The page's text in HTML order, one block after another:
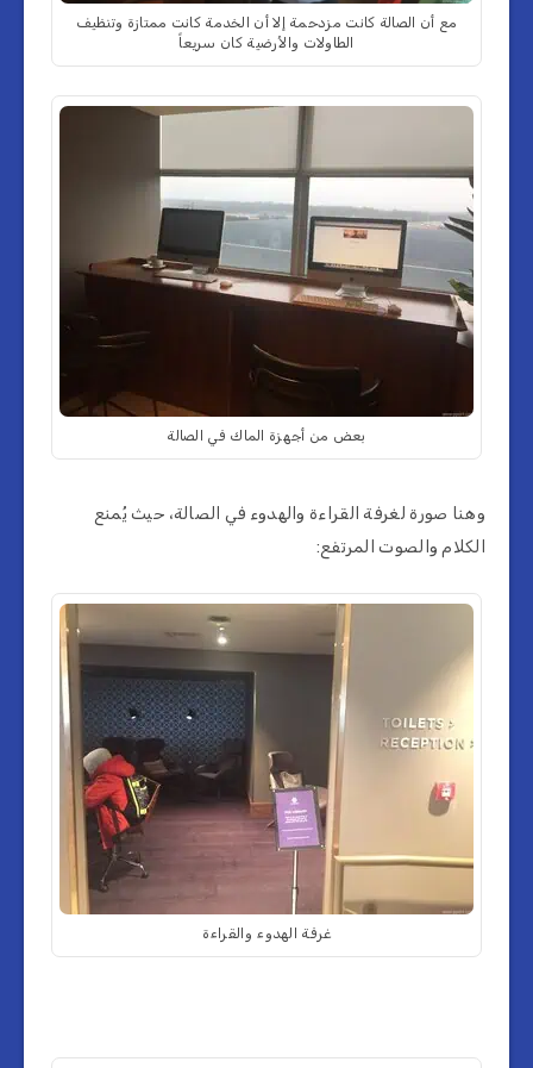
مع أن الصالة كانت مزدحمة إلا أن الخدمة كانت ممتازة وتنظيف
الطاولات والأرضية كان سريعاً
بعض من أجهزة الماك في الصالة
وهنا صورة لغرفة القراءة والهدوء في الصالة، حيث يُمنع
الكلام والصوت المرتفع:
غرفة الهدوء والقراءة